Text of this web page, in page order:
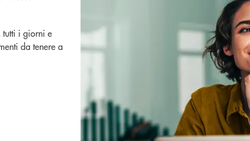
tutti i giorni e
da tenere a